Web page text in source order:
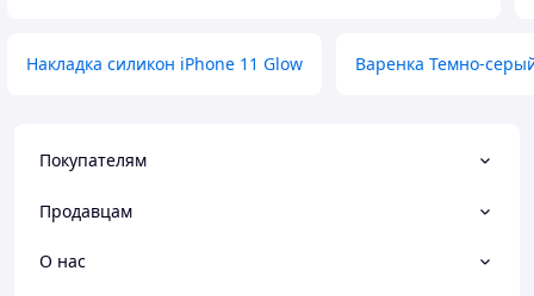
Накладка силикон iPhone 11 Glow Варенка Темно-
Покупателям
Продавцам
О нас